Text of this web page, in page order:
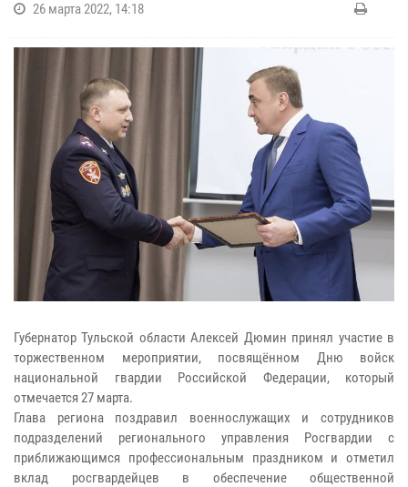
26 марта 2022, 14:18
Губернатор Тульской области Алексей Дюмин принял участие в
торжественном мероприятии, посвящённом Дню войск
национальной гвардии Российской Федерации, который
отмечается 27 марта.
Глава региона поздравил военнослужащих и сотрудников
подразделений регионального управления Росгвардии с
приближающимся профессиональным праздником и отметил
вклад росгвардейцев в обеспечение общественной